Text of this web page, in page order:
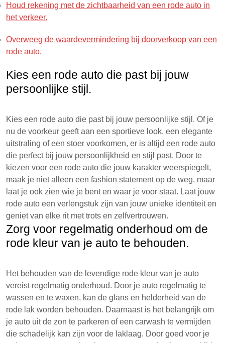
Houd rekening met de zichtbaarheid van een rode auto in
het verkeer.
Overweeg de waardevermindering bij doorverkoop van een
rode auto.
Kies een rode auto die past bij jouw
persoonlijke stijl.
Kies een rode auto die past bij jouw persoonlijke stijl. Of je
nu de voorkeur geeft aan een sportieve look, een elegante
uitstraling of een stoer voorkomen, er is altijd een rode auto
die perfect bij jouw persoonlijkheid en stijl past. Door te
kiezen voor een rode auto die jouw karakter weerspiegelt,
maak je niet alleen een fashion statement op de weg, maar
laat je ook zien wie je bent en waar je voor staat. Laat jouw
rode auto een verlengstuk zijn van jouw unieke identiteit en
geniet van elke rit met trots en zelfvertrouwen.
Zorg voor regelmatig onderhoud om de
rode kleur van je auto te behouden.
Het behouden van de levendige rode kleur van je auto
vereist regelmatig onderhoud. Door je auto regelmatig te
wassen en te waxen, kan de glans en helderheid van de
rode lak worden behouden. Daarnaast is het belangrijk om
je auto uit de zon te parkeren of een carwash te vermijden
die schadelijk kan zijn voor de laklaag. Door goed voor je